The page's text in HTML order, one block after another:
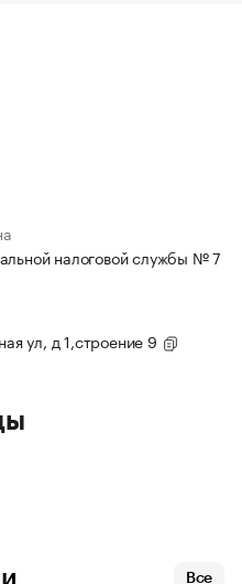
налоговой службы № 7
ул, д 1,строение 9
Все